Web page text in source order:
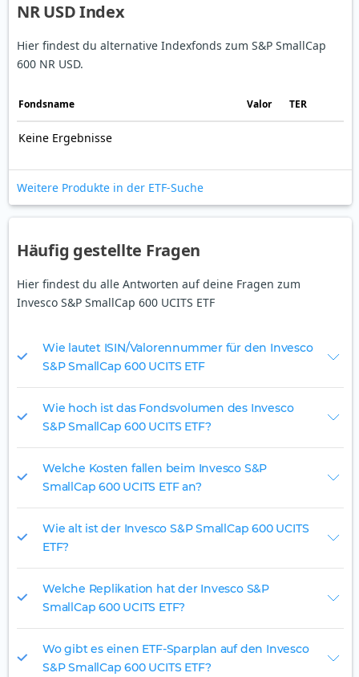
NR USD Index
Hier findest du alternative Indexfonds zum S&P SmallCap
600 NR USD.
Fonds­name Valor TER
Keine Ergebnisse
Weitere Produkte in der ETF-Suche
Häufig gestellte Fragen
Hier findest du alle Antworten auf deine Fragen zum
Invesco S&P SmallCap 600 UCITS ETF
Wie lautet ISIN/Valorennummer für den Invesco
S&P SmallCap 600 UCITS ETF
Wie hoch ist das Fondsvolumen des Invesco
S&P SmallCap 600 UCITS ETF?
Welche Kosten fallen beim Invesco S&P
SmallCap 600 UCITS ETF an?
Wie alt ist der Invesco S&P SmallCap 600 UCITS
ETF?
Welche Replikation hat der Invesco S&P
SmallCap 600 UCITS ETF?
Wo gibt es einen ETF-Sparplan auf den Invesco
S&P SmallCap 600 UCITS ETF?